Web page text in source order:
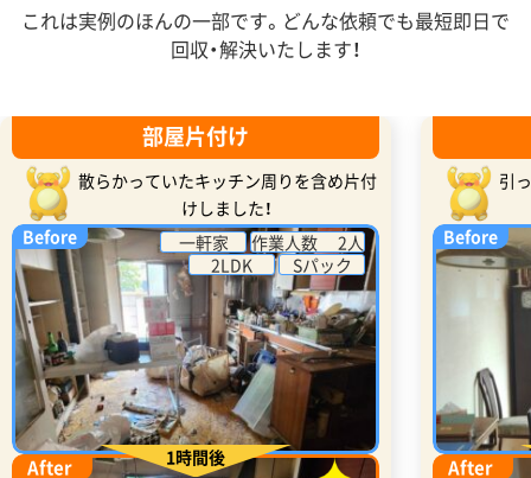
これは実例のほんの一部です。どんな依頼でも最短即日で
回収・解決いたします！
部屋片付け
散らかっていたキッチン周りを含め片付
けしました！
Before
一軒家
作業人数 2人
2LDK
Sパック
After 1時間後
引
Before
After